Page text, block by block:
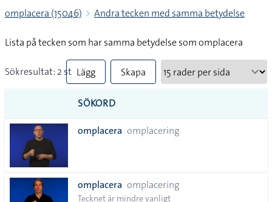
omplacera (15046) Andra tecken med samma betydelse
Lista på tecken som har samma betydelse som omplacera
Sökresultat: 2 st Lägg
till
alla i
Skapa
SÖKORD
omplacera omplacering
omplacera omplacering
Tecknet är mindre vanligt